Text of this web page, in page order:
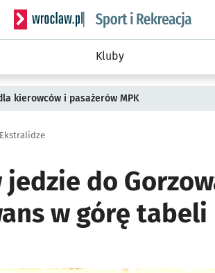
Serwis informacyjny wroclaw.pl
Kluby
kierowców i pasażerów MPK
Ekstralidze
jedzie do
w górę tabeli